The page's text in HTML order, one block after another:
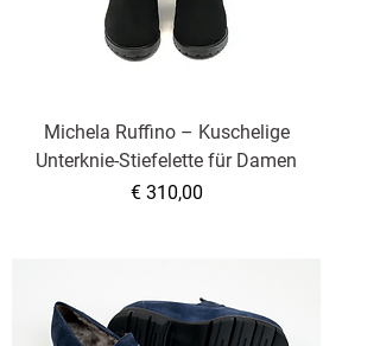
Michela Ruffino – Kuschelige
Unterknie-Stiefelette für Damen
Preis
€ 310,00